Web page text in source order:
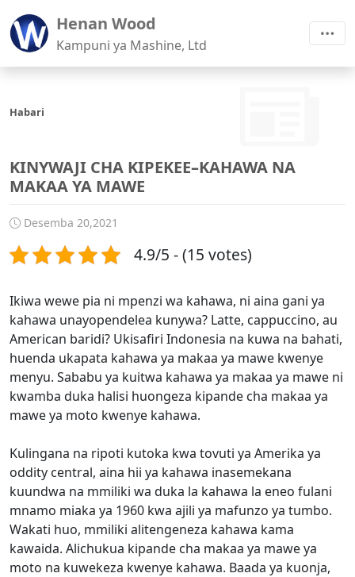
Henan Wood
Kampuni ya Mashine, Ltd
Habari
KINYWAJI CHA KIPEKEE–KAHAWA NA
MAKAA YA MAWE
Desemba 20,2021
4.9/5 - (15 votes)
Ikiwa wewe pia ni mpenzi wa kahawa, ni aina gani ya
kahawa unayopendelea kunywa? Latte, cappuccino, au
American baridi? Ukisafiri Indonesia na kuwa na bahati,
huenda ukapata kahawa ya makaa ya mawe kwenye
menyu. Sababu ya kuitwa kahawa ya makaa ya mawe ni
kwamba duka halisi huongeza kipande cha makaa ya
mawe ya moto kwenye kahawa.
Kulingana na ripoti kutoka kwa tovuti ya Amerika ya
oddity central, aina hii ya kahawa inasemekana
kuundwa na mmiliki wa duka la kahawa la eneo fulani
mnamo miaka ya 1960 kwa ajili ya mafunzo ya tumbo.
Wakati huo, mmiliki alitengeneza kahawa kama
kawaida. Alichukua kipande cha makaa ya mawe ya
moto na kuwekeza kwenye kahawa. Baada ya kuonja,